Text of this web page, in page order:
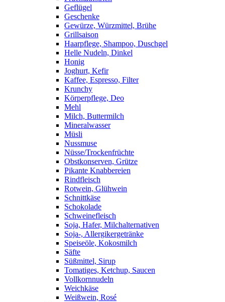
Geflügel
Geschenke
Gewürze, Würzmittel, Brühe
Grillsaison
Haarpflege, Shampoo, Duschgel
Helle Nudeln, Dinkel
Honig
Joghurt, Kefir
Kaffee, Espresso, Filter
Krunchy
Körperpflege, Deo
Mehl
Milch, Buttermilch
Mineralwasser
Müsli
Nussmuse
Nüsse/Trockenfrüchte
Obstkonserven, Grütze
Pikante Knabbereien
Rindfleisch
Rotwein, Glühwein
Schnittkäse
Schokolade
Schweinefleisch
Soja, Hafer, Milchalternativen
Soja-, Allergikergetränke
Speiseöle, Kokosmilch
Säfte
Süßmittel, Sirup
Tomatiges, Ketchup, Saucen
Vollkornnudeln
Weichkäse
Weißwein, Rosé